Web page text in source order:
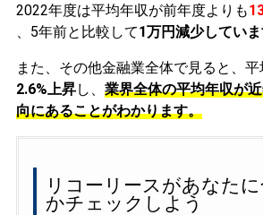
2022年度は平均年収が前年度よりも
、5年前と比較して1万円減少していま
また、その他金融業全体で見ると、
2.6%上昇し、 業界全体の平均年収が
向にあることがわかります。
リコーリースがあなた
かチェックしよう